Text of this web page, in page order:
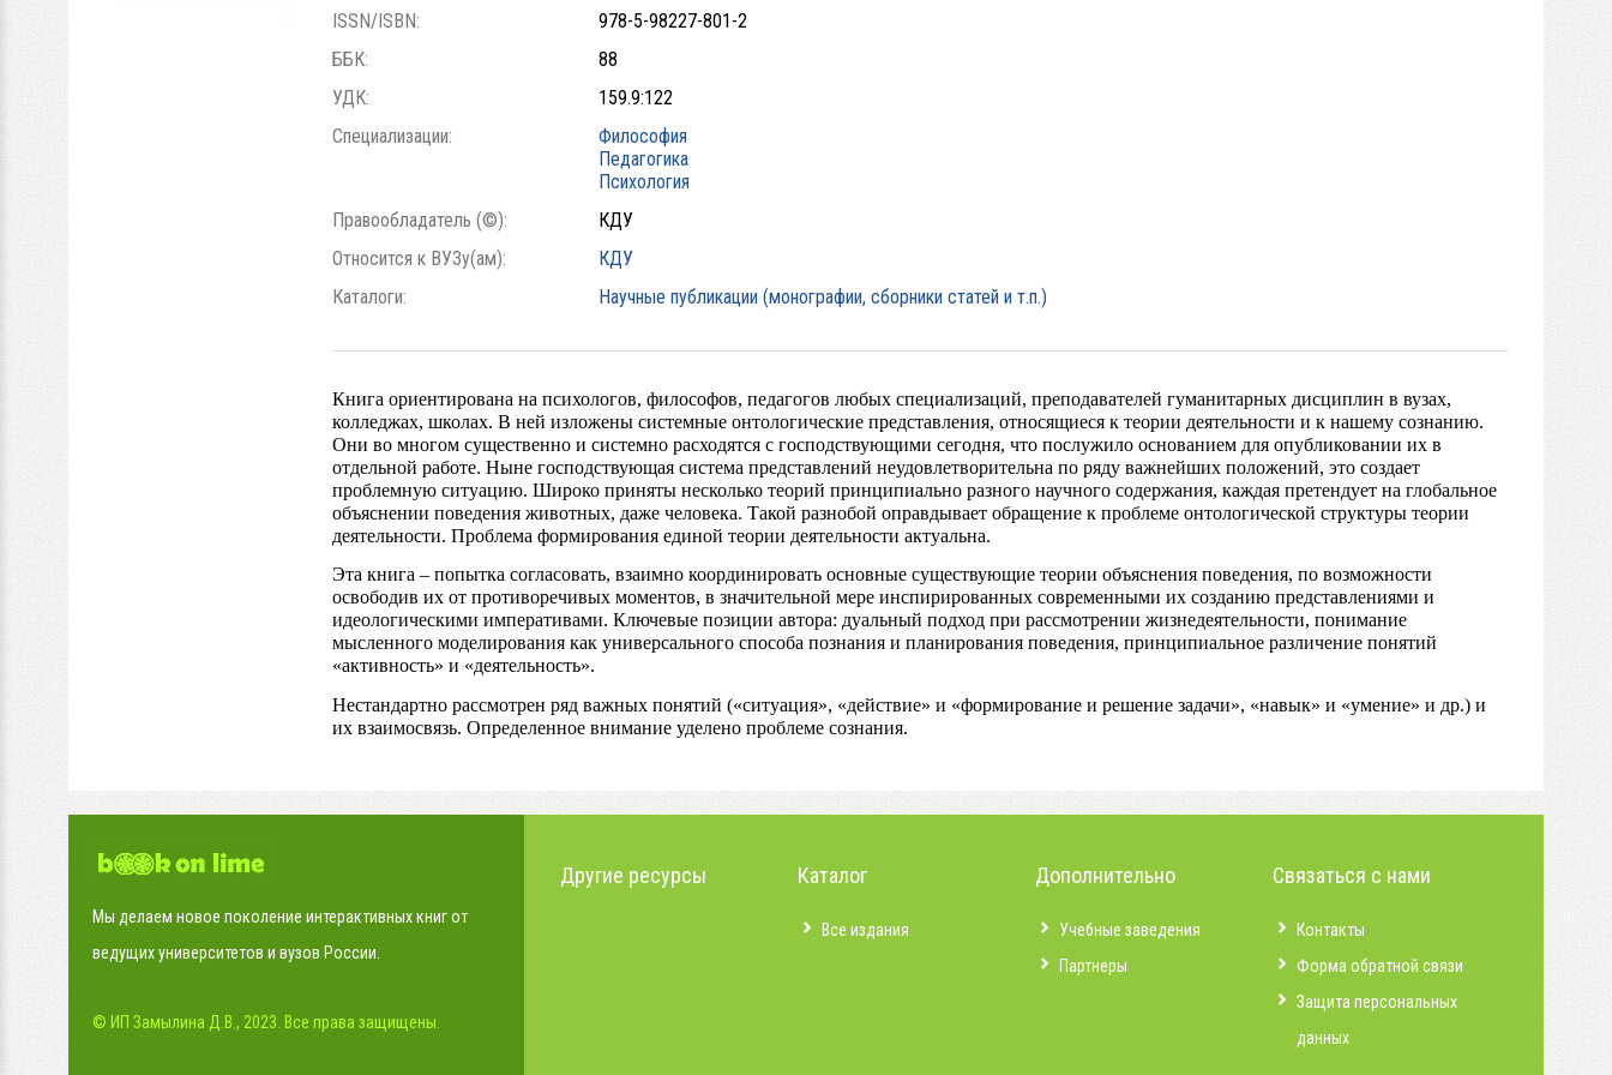
ISSN/ISBN:
978-5-98227-801-2
ББК:
88
УДК:
159.9:122
Специализации:
Философия
Педагогика
Психология
Правообладатель (©):
КДУ
Относится к ВУЗу(ам):
КДУ
Каталоги:
Научные публикации (монографии, сборники статей и т.п.)
Книга ориентирована на психологов, философов, педагогов любых специализаций, преподавателей гуманитарных дисциплин в вузах,
колледжах, школах. В ней изложены системные онтологические представления, относящиеся к теории деятельности и к нашему сознанию.
Они во многом существенно и системно расходятся с господствующими сегодня, что послужило основанием для опубликовании их в
отдельной работе. Ныне господствующая система представлений неудовлетворительна по ряду важнейших положений, это создает
проблемную ситуацию. Широко приняты несколько теорий принципиально разного научного содержания, каждая претендует на глобальное
объяснении поведения животных, даже человека. Такой разнобой оправдывает обращение к проблеме онтологической структуры теории
деятельности. Проблема формирования единой теории деятельности актуальна.
Эта книга – попытка согласовать, взаимно координировать основные существующие теории объяснения поведения, по возможности
освободив их от противоречивых моментов, в значительной мере инспирированных современными их созданию представлениями и
идеологическими императивами. Ключевые позиции автора: дуальный подход при рассмотрении жизнедеятельности, понимание
мысленного моделирования как универсального способа познания и планирования поведения, принципиальное различение понятий
«активность» и «деятельность».
Нестандартно рассмотрен ряд важных понятий («ситуация», «действие» и «формирование и решение задачи», «навык» и «умение» и др.) и
их взаимосвязь. Определенное внимание уделено проблеме сознания.
Мы делаем новое поколение интерактивных книг от
ведущих университетов и вузов России.
© ИП Замылина Д.В., 2023. Все права защищены.
Другие ресурсы Каталог
Все издания
Дополнительно
Учебные заведения
Партнеры
Связаться с нами
Контакты
Форма обратной связи
Защита персональных
данных